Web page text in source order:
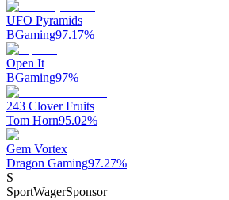
UFO Pyramids
BGaming97.17%
Open It
BGaming97%
243 Clover Fruits
Tom Horn95.02%
Gem Vortex
Dragon Gaming97.27%
S
SportWagerSponsor